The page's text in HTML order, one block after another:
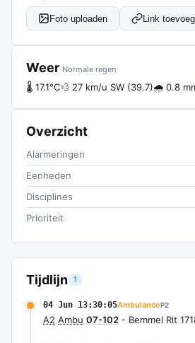
Tijdlijn 1
04 Jun 13:30:05AmbulanceP2
A2 Ambu 07-102 - Bemmel Rit
Foto uploaden Link
Weer Normale regen
🌡 17.1°C💨 27 km/u SW (39.7)🌧 0.8
Overzicht
Alarmeringen
Eenheden
Disciplines
Prioriteit